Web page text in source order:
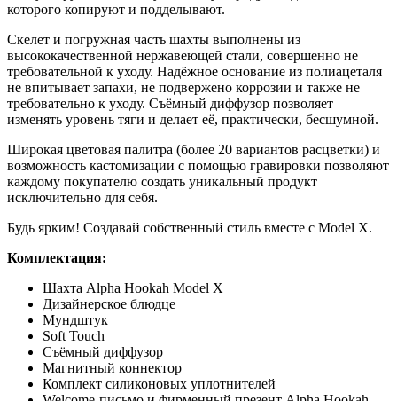
которого копируют и подделывают.
Скелет и погружная часть шахты выполнены из
высококачественной нержавеющей стали, совершенно не
требовательной к уходу. Надёжное основание из полиацеталя
не впитывает запахи, не подвержено коррозии и также не
требовательно к уходу. Съёмный диффузор позволяет
изменять уровень тяги и делает её, практически, бесшумной.
Широкая цветовая палитра (более 20 вариантов расцветки) и
возможность кастомизации с помощью гравировки позволяют
каждому покупателю создать уникальный продукт
исключительно для себя.
Будь ярким! Создавай собственный стиль вместе с Model X.
Комплектация:
Шахта Alpha Hookah Model X
Дизайнерское блюдце
Мундштук
Soft Touch
Съёмный диффузор
Магнитный коннектор
Комплект силиконовых уплотнителей